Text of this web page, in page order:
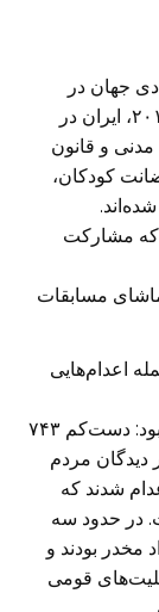
جهان در
زمینه‌ی توانمندسازی سیاسی زنان در سال ۲۰۱۴، ایران در
مدنی و قانون
کودکان،
که مشارکت
مسابقات
اعدام‌هایی
سال ۲۰۱۴ شاهد شمار زیادی اعدام در ایران بود: دست‌کم ۷۴۳
اعدام در برابر دیدگان مردم
۲۰۱۵، ‌در حدود ۱۰۰۰ تن اعدام شدند که
۱۹۸۹ به بعد است. در حدود سه
مخدر بودند و
قومی